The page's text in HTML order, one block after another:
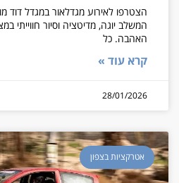
הצטרפו לאירוע מגדלאור במגדל דוד
המשלב יוגה, מדיטציה וסיור
האהבה. כל
קרא עוד »
28/01/2026
אטרקציות בצפון